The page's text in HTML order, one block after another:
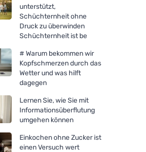
unterstützt,
Schüchternheit ohne
Druck zu überwinden
Schüchternheit ist be
# Warum bekommen wir
Kopfschmerzen durch das
Wetter und was hilft
dagegen
Lernen Sie, wie Sie mit
Informationsüberflutung
umgehen können
Einkochen ohne Zucker ist
einen Versuch wert